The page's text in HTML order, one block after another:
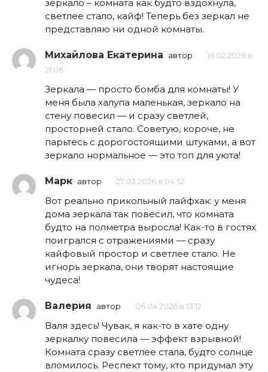
зеркало – комната как будто вздохнула,
светлее стало, кайф! Теперь без зеркал не
представляю ни одной комнаты.
Михайлова Екатерина автор
16.02.2026 в
21:06
Зеркала — просто бомба для комнаты! У
меня была халупа маленькая, зеркало на
стену повесил — и сразу светлей,
просторней стало. Советую, короче, не
парьтесь с дорогостоящими штуками, а вот
зеркало нормальное — это топ для уюта!
Марк автор 27.03.2026 в 04:52
Вот реально прикольный лайфхак: у меня
дома зеркала так повесил, что комната
будто на полметра выросла! Как-то в гостях
поигрался с отражениями — сразу
кайфовый простор и светлее стало. Не
игнорь зеркала, они творят настоящие
чудеса!
Валерия автор 06.04.2026 в 13:12
Валя здесь! Чувак, я как-то в хате одну
зеркалку повесила — эффект взрывной!
Комната сразу светлее стала, будто солнце
вломилось. Респект тому, кто придумал эту